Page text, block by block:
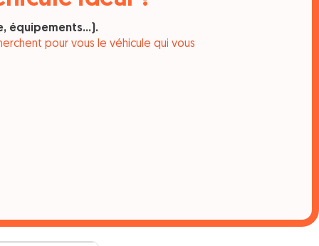
équipements...).
pour vous le véhicule qui vous